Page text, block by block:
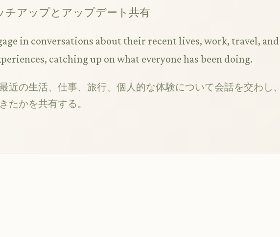
チアップとアップデート共有
in conversations about their recent lives, work, travel, and
catching up on what everyone has been doing.
近の生活、仕事、旅行、個人的な体験について会話を交わし
たかを共有する。